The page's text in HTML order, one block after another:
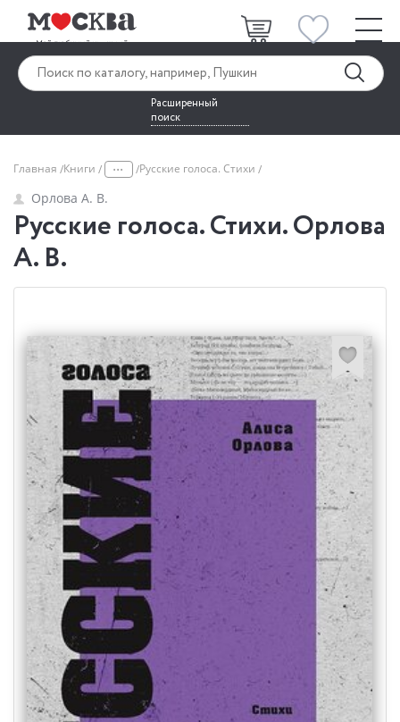
Расширенный
поиск
Главная Книги ... Русские голоса. Стихи
Орлова А. В.
Русские голоса. Стихи. Орлова
А. В.